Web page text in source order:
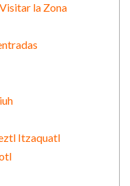
la Zona
Itzaquatl